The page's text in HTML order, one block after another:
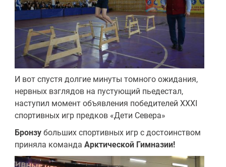
И вот спустя долгие минуты томного ожидания,
нервных взглядов на пустующий пьедестал,
наступил момент объявления победителей XXXI
спортивных игр предков «Дети Севера»
Бронзу больших спортивных игр с достоинством
приняла командаАрктической Гимназии!